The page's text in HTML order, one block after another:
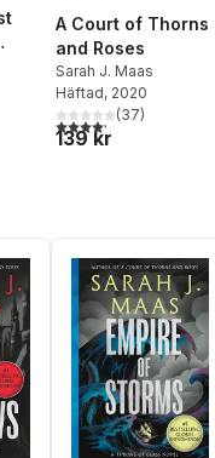
A Court of Thorns
and Roses
Sarah J. Maas
Häftad, 2020
4,2utav 5 stjärnor.
(37)
139 kr